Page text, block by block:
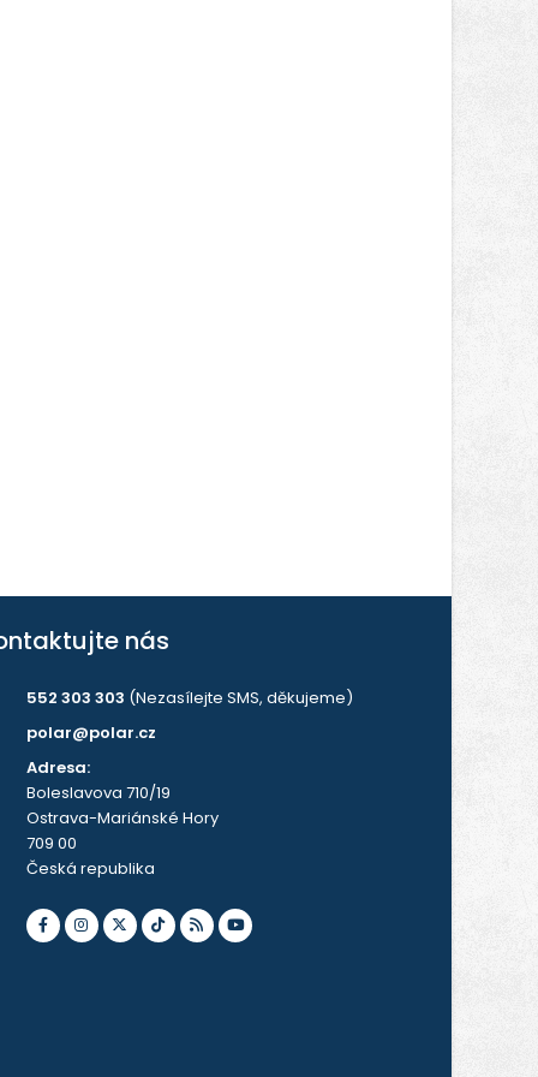
nás
552 303 303 (Nezasílejte SMS, děkujeme)
polar@polar.cz
Adresa:
Boleslavova 710/19
Ostrava-Mariánské Hory
709 00
Česká republika